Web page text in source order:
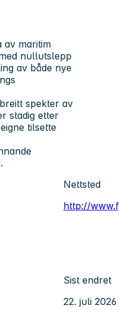
av maritim
nullutslepp
av både nye
spekter av
stadig etter
tilsette
Nettsted
http://
Sist endret
22. juli 2026